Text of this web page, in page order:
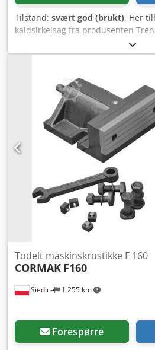
Tilstand: svært god (brukt), Her
kaldsirkelsag fra produsenten
275 x 2,5 x 40 T8 = Z110 To
Abpor Vinkeljustering: fra 90°-0°
skrustikke Hydraulisk mateføring
Integrert kjølemiddelutstyr
Siedlce 1 255 km
Todelt maskinskrustikke F 160
CORMAK F160
Forespørre